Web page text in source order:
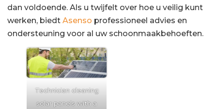
dan voldoende. Als u twijfelt over hoe u veilig kunt
werken, biedt Asenso professioneel advies en
ondersteuning voor al uw schoonmaakbehoeften.
Technician cleaning
solar panels with a